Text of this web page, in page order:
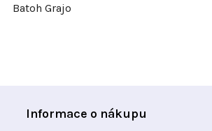
Batoh Grajo
Informace o nákupu